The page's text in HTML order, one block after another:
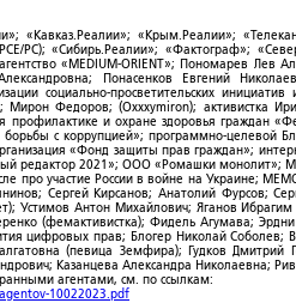
«Кавказ.Реалии»; «Крым.Реалии»;
PC); «Сибирь.Реалии»; «Фактограф»;
«MEDIUM-ORIENT»; Пономарев Лев
Понасенков Евгений
социально-просветительских
Мирон Федоров; (Oxxxymiron); активистка
профилактике и охране здоровья граждан
с коррупцией»; программно-целевой
«Фонд защиты прав граждан»;
редактор 2021»; ООО «Ромашки монолит»;
про участие России в войне на Украине;
Сергей Кирсанов; Анатолий Фурсов;
Устимов Антон Михайлович; Яганов
(фемактивистка); Фидель Агумава;
цифровых прав; Блогер Николай Соболев;
(певица Земфира); Гудков Дмитрий
Казанцева Александра Николаевна;
агентами, см. по ссылкам:
10022023.pdf